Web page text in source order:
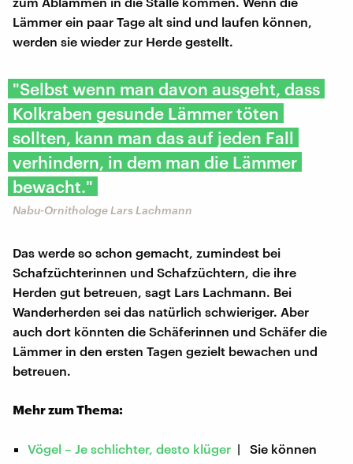
Lämmer ein paar Tage alt sind und laufen können,
werden sie wieder zur Herde gestellt.
"Selbst wenn man davon ausgeht, dass
Kolkraben gesunde Lämmer töten
sollten, kann man das auf jeden Fall
verhindern, in dem man die Lämmer
bewacht."
Nabu-Ornithologe Lars Lachmann
Das werde so schon gemacht, zumindest bei
Schafzüchterinnen und Schafzüchtern, die ihre
Herden gut betreuen, sagt Lars Lachmann. Bei
Wanderherden sei das natürlich schwieriger. Aber
auch dort könnten die Schäferinnen und Schäfer die
Lämmer in den ersten Tagen gezielt bewachen und
betreuen.
Mehr zum Thema:
Vögel – Je schlichter, desto klüger | Sie können